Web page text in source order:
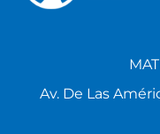
Av. De Las